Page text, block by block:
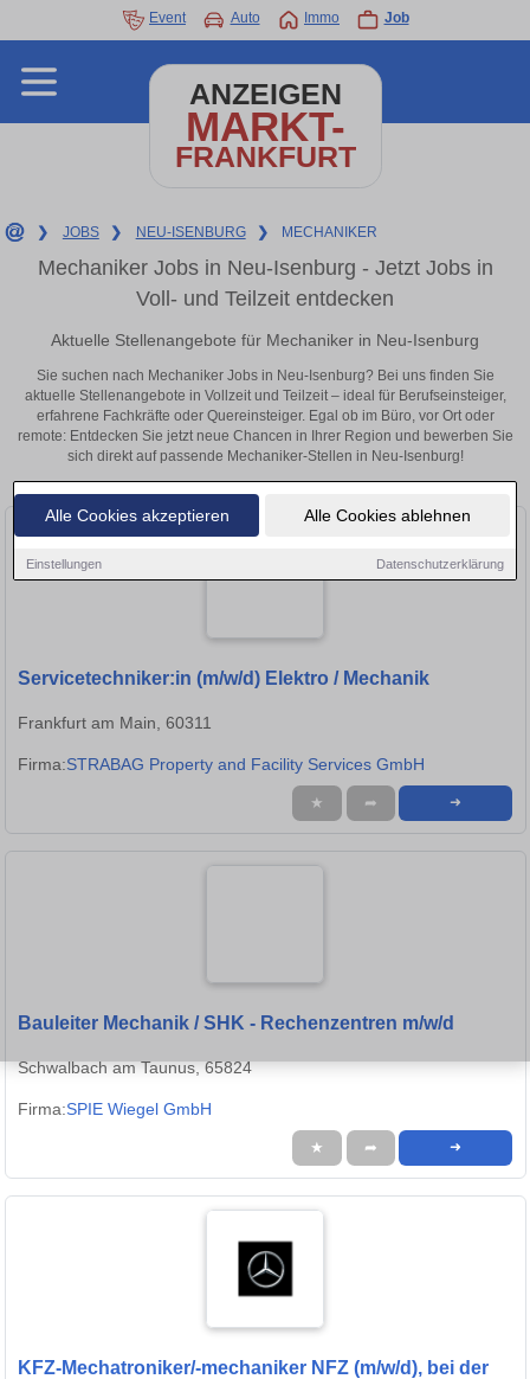
Alle Cookies akzeptieren Alle Cookies ablehnen
Einstellungen Datenschutzerklärung
Event Auto Immo Job
ANZEIGEN
MARKT-
FRANKFURT
❯ JOBS ❯ NEU-ISENBURG ❯ MECHANIKER
Mechaniker Jobs in Neu-Isenburg - Jetzt Jobs in
Voll- und Teilzeit entdecken
Aktuelle Stellenangebote für Mechaniker in Neu-Isenburg
Sie suchen nach Mechaniker Jobs in Neu-Isenburg? Bei uns finden Sie
aktuelle Stellenangebote in Vollzeit und Teilzeit – ideal für Berufseinsteiger,
erfahrene Fachkräfte oder Quereinsteiger. Egal ob im Büro, vor Ort oder
remote: Entdecken Sie jetzt neue Chancen in Ihrer Region und bewerben Sie
sich direkt auf passende Mechaniker-Stellen in Neu-Isenburg!
Servicetechniker:in (m/w/d) Elektro / Mechanik
Frankfurt am Main, 60311
Firma:STRABAG Property and Facility Services GmbH
★ ➦ ➜
Bauleiter Mechanik / SHK - Rechenzentren m/w/d
Schwalbach am Taunus, 65824
Firma:SPIE Wiegel GmbH
★ ➦ ➜
KFZ-Mechatroniker/-mechaniker NFZ (m/w/d), bei der